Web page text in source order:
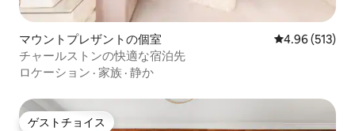
マウントプレザントの個室 レビュー513
4.96 (513)
チャールストンの快適な宿泊先
ロケーション · 家族 · 静か
ゲストチョイス